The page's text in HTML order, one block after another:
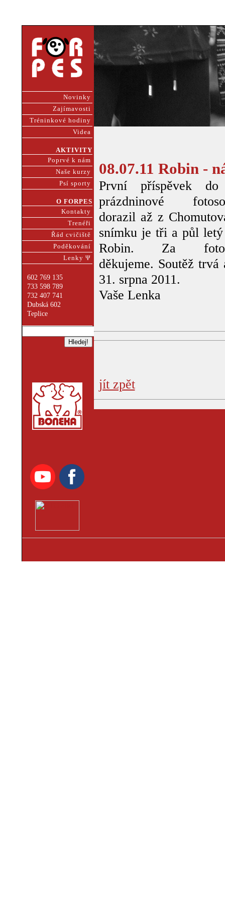
Novinky
Zajímavosti
Tréninkové hodiny
Videa
AKTIVITY
Poprvé k nám
Naše kurzy
Psí sporty
O FORPES
Kontakty
Trenéři
Řád cvičiště
Poděkování
Lenky Ψ
602 769 135
733 598 789
732 407 741
Dubská 602
Teplice
08.07.11 Robin -
První příspěvek
prázdninové
dorazil až z
snímku je tři a půl
Robin. Za
děkujeme. Soutěž trvá
31. srpna 2011.
Vaše Lenka
jít zpět